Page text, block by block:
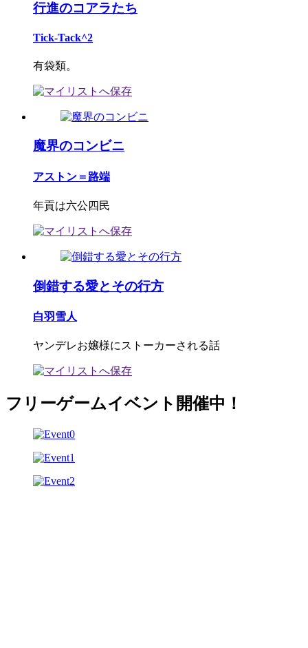
行進のコアラたち
Tick-Tack^2
有袋類。
魔界のコンビニ
アストン＝路端
年貢は六公四民
倒錯する愛とその行方
白羽雪人
ヤンデレお嬢様にストーカーされる話
フリーゲームイベント開催中！